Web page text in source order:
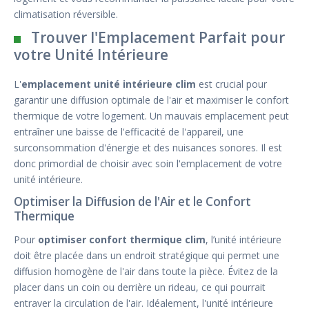
climatisation réversible.
Trouver l'Emplacement Parfait pour
votre Unité Intérieure
L'emplacement unité intérieure clim est crucial pour
garantir une diffusion optimale de l'air et maximiser le confort
thermique de votre logement. Un mauvais emplacement peut
entraîner une baisse de l'efficacité de l'appareil, une
surconsommation d'énergie et des nuisances sonores. Il est
donc primordial de choisir avec soin l'emplacement de votre
unité intérieure.
Optimiser la Diffusion de l'Air et le Confort
Thermique
Pour optimiser confort thermique clim, l’unité intérieure
doit être placée dans un endroit stratégique qui permet une
diffusion homogène de l'air dans toute la pièce. Évitez de la
placer dans un coin ou derrière un rideau, ce qui pourrait
entraver la circulation de l'air. Idéalement, l'unité intérieure